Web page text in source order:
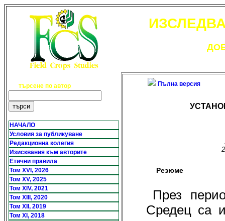
търсене по автор
НАЧАЛО
Условия за публикуване
Редакционна колегия
Изисквания към авторите
Етични правила
Том XVI, 2026
Том XV, 2025
Том XIV, 2021
Том XIII, 2020
Том XII, 2019
Том XI, 2018
Пълна версия
Резюме
През
Средец са